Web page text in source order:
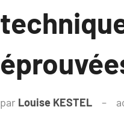
par Louise KESTEL